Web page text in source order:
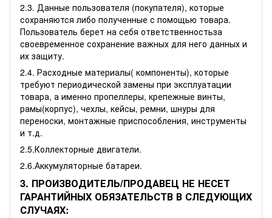
2.3. Данные пользователя (покупателя), которые
сохраняются либо полученные с помощью товара.
Пользователь берет на себя ответственностьза
своевременное сохранение важных для него данных и
их защиту.
2.4. Расходные материалы( компоненты), которые
требуют периодической замены при эксплуатации
товара, а именно пропеллеры, крепежные винты,
рамы(корпус), чехлы, кейсы, ремни, шнуры для
переноски, монтажные приспособления, инструменты
и т.д.
2.5.Коллекторные двигатели.
2.6.Аккумуляторные батареи.
3. ПРОИЗВОДИТЕЛЬ/ПРОДАВЕЦ НЕ НЕСЕТ
ГАРАНТИЙНЫХ ОБЯЗАТЕЛЬСТВ В СЛЕДУЮЩИХ
СЛУЧАЯХ: